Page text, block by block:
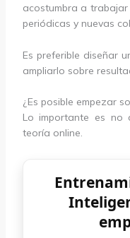
acostumbra a
periódicas y nuevas
Es preferible diseñar
ampliarlo sobre
¿Es posible empezar
Lo importante es no
teoría online.